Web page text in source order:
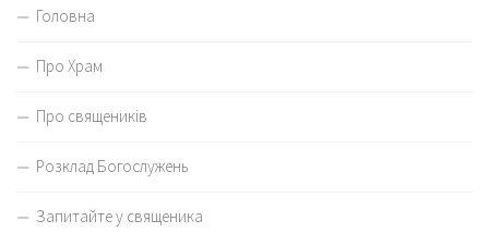
Головна
Про Храм
Про священиків
Розклад Богослужень
Запитайте у священика